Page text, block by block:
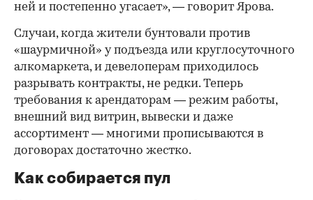
ней и постепенно угасает», — говорит Ярова.
Случаи, когда жители бунтовали против
«шаурмичной» у подъезда или круглосуточного
алкомаркета, и девелоперам приходилось
разрывать контракты, не редки. Теперь
требования к арендаторам — режим работы,
внешний вид витрин, вывески и даже
ассортимент — многими прописываются в
договорах достаточно жестко.
Как собирается пул